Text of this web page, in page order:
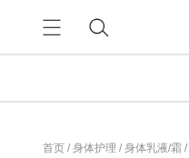
首页 / 身体护理 / 身体乳液/霜 /